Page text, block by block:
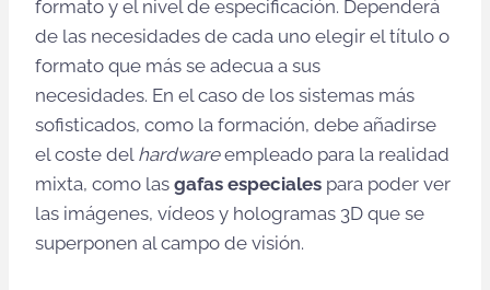
formato y el nivel de especificación. Dependerá
de las necesidades de cada uno elegir el título o
formato que más se adecua a sus
necesidades. En el caso de los sistemas más
sofisticados, como la formación, debe añadirse
el coste del hardwareempleado para la realidad
mixta, como las gafas especiales para poder ver
las imágenes, vídeos y hologramas 3D que se
superponen al campo de visión.